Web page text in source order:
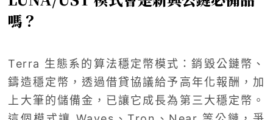
嗎？
Terra 生態系的算法穩定幣模式：銷毀公鏈幣、
鑄造穩定幣，透過借貸協議給予高年化報酬，加
上大筆的儲備金，已讓它成長為第三大穩定幣。